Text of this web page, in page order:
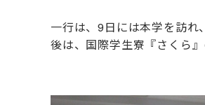
一行は、9日には本学を訪
後は、国際学生寮『さくら